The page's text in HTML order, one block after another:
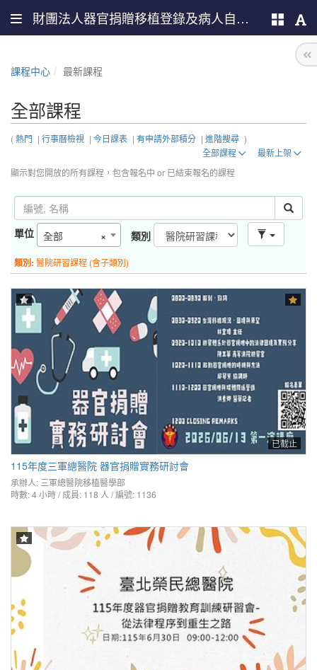
財團法人器官捐贈移植登錄及病人自主推廣中心
課程中心 最新課程
全部課程
(熱門 | 行事曆檢視 | 今日課表 | 有申請外部積分 | 進階搜尋 )
全部課程
最新上架
顯示對您開放的所有課程，包含報名中 or 已結束報名的課程
單位 ×
全部 類別
類別: 醫院研習課程 (含子類別)
已截止
115年度三軍總醫院 器官捐贈實務研討會
承辦人: 三軍總醫院移植醫學部
時數: 4 小時 / 成員: 118 人 / 編號: 1136